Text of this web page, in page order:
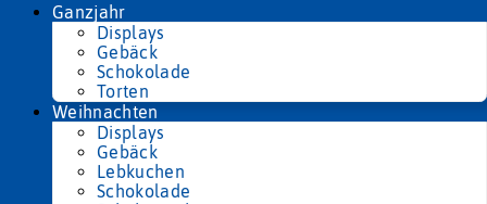
Ganzjahr
Displays
Gebäck
Schokolade
Torten
Weihnachten
Displays
Gebäck
Lebkuchen
Schokolade